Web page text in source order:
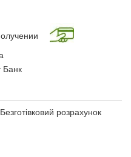
Безготівковий розрахунок